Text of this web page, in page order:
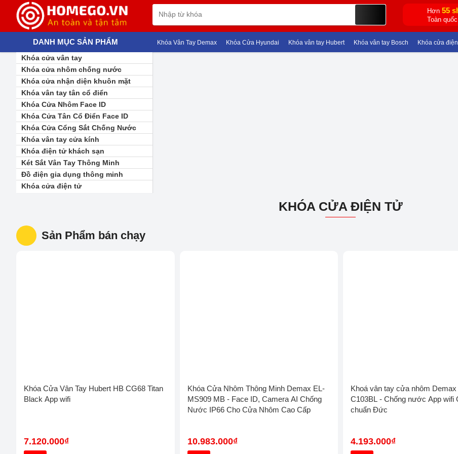
Hơn55
Toàn quốc
DANH MỤC SẢN PHẨM
Khóa cửa vân tay
Khóa cửa nhôm chống nước
Khóa cửa nhận diện khuôn mặt
Khóa vân tay tân cổ điển
Khóa Cửa Nhôm Face ID
Khóa Cửa Tân Cổ Điển Face ID
Khóa Cửa Cổng Sắt Chống Nước
Khóa vân tay cửa kính
Khóa điện tử khách sạn
Két Sắt Vân Tay Thông Minh
Đồ điện gia dụng thông minh
Khóa cửa điện tử
Khóa Vân Tay Demax Khóa Cửa Hyundai Khóa vân tay Hubert Khóa vân tay Bosch Khóa cửa điện
KHÓA CỬA ĐIỆN TỬ
Khóa Cửa Vân Tay Hubert HB CG68
Khóa Cửa Nhôm Thông Minh Demax EL-
Khoá vân tay cửa nhôm Demax